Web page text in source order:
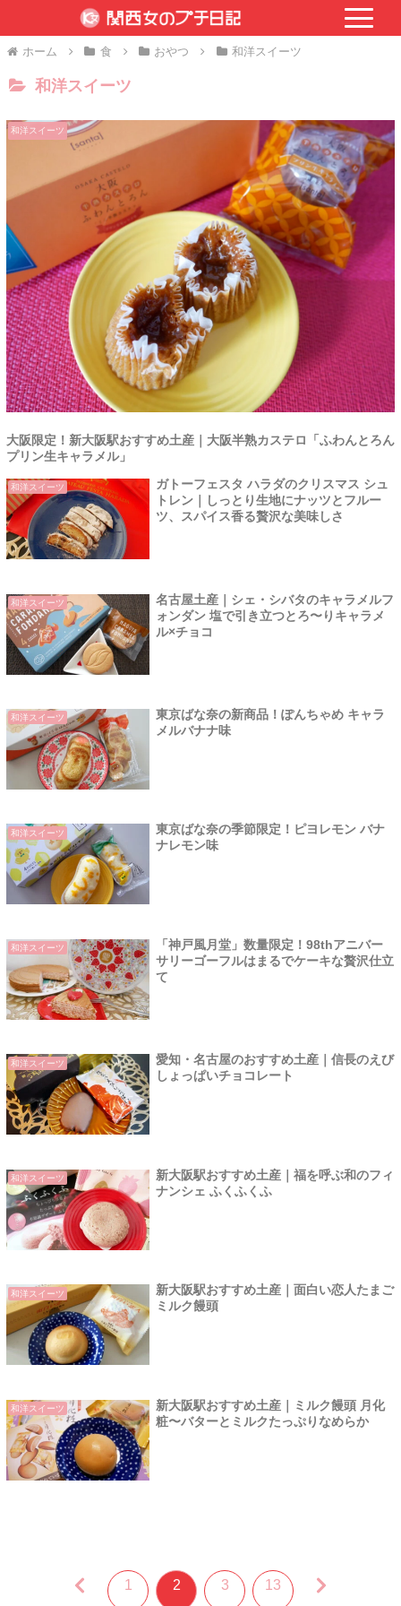
ホーム 食 おやつ 和洋スイーツ
和洋スイーツ
和洋スイーツ
大阪限定！新大阪駅おすすめ土産｜大阪半熟カステロ「ふわんとろん
プリン生キャラメル」
和洋スイーツ
ガトーフェスタ ハラダのクリスマス シュ
トレン｜しっとり生地にナッツとフルー
ツ、スパイス香る贅沢な美味しさ
和洋スイーツ
名古屋土産｜シェ・シバタのキャラメルフ
ォンダン 塩で引き立つとろ〜りキャラメ
ル×チョコ
和洋スイーツ
東京ばな奈の新商品！ぽんちゃめ キャラ
メルバナナ味
和洋スイーツ
東京ばな奈の季節限定！ピヨレモン バナ
ナレモン味
和洋スイーツ
「神戸風月堂」数量限定！98thアニバー
サリーゴーフルはまるでケーキな贅沢仕立
て
和洋スイーツ
愛知・名古屋のおすすめ土産｜信長のえび
しょっぱいチョコレート
和洋スイーツ
新大阪駅おすすめ土産｜福を呼ぶ和のフィ
ナンシェ ふくふくふ
和洋スイーツ
新大阪駅おすすめ土産｜面白い恋人たまご
ミルク饅頭
和洋スイーツ
新大阪駅おすすめ土産｜ミルク饅頭 月化
粧〜バターとミルクたっぷりなめらか
1 2 3 13